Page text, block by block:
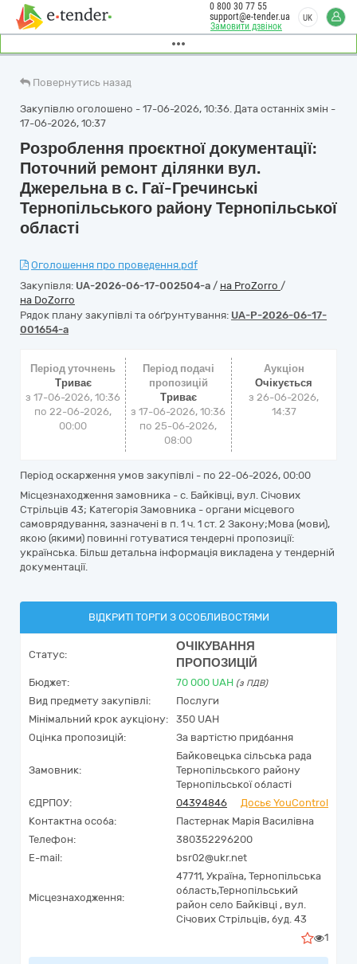
Замовити дзвінок
0 800 30 77 55
support@e-tender.ua
UK
Повернутись назад
Закупівлю оголошено - 17-06-2026, 10:36. Дата останніх змін -
17-06-2026, 10:37
Розроблення проєктної документації:
Поточний ремонт ділянки вул.
Джерельна в с. Гаї-Гречинські
Тернопільського району Тернопільської
області
Оголошення про проведення.pdf
Закупівля: UA-2026-06-17-002504-a / на ProZorro /
на DoZorro
Рядок плану закупівлі та обґрунтування: UA-P-2026-06-17-
001654-a
Період уточнень
Триває
з 17-06-2026, 10:36
по 22-06-2026,
00:00
Період подачі
пропозицій
Триває
з 17-06-2026, 10:36
по 25-06-2026,
08:00
Аукціон
Очікується
з26-06-2026,
14:37
Період оскарження умов закупівлі - по 22-06-2026, 00:00
Місцезнаходження замовника - с. Байківці, вул. Січових
Стрільців 43; Категорія Замовника - органи місцевого
самоврядування, зазначені в п. 1 ч. 1 ст. 2 Закону;Мова (мови),
якою (якими) повинні готуватися тендерні пропозиції:
українська. Більш детальна інформація викладена у тендерній
документації.
ВІДКРИТІ ТОРГИ З ОСОБЛИВОСТЯМИ
Статус:
ОЧІКУВАННЯ
ПРОПОЗИЦІЙ
Бюджет: 70 000 UAH (з ПДВ)
Вид предмету закупівлі:
Послуги
Мінімальний крок аукціону:
350 UAH
Оцінка пропозицій:
За вартістю придбання
Замовник:
Байковецька сільська рада
Тернопільського району
Тернопільської області
ЄДРПОУ:
04394846
Досьє YouControl
Контактна особа:
Пастернак Марія Василівна
Телефон:
380352296200
E-mail:
bsr02@ukr.net
Місцезнаходження:
47711, Україна, Тернопільська
область,Тернопільський
район село Байківці , вул.
Січових Стрільців, буд. 43
1